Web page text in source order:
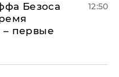
Безоса
первые
12:50